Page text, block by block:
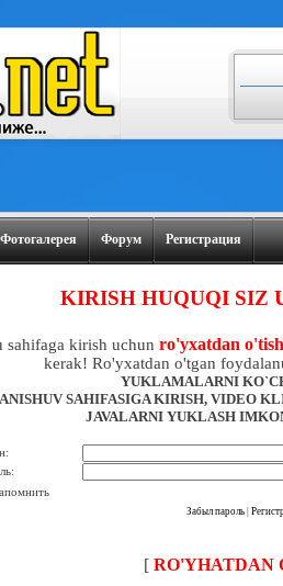
Фотогалерея Форум Регистрация
KIRISH HUQUQI SIZ
sahifaga kirish uchun ro'yxatdan
kerak! Ro'yxatdan o'tgan
YUKLAMALARNI
SAHIFASIGA KIRISH, VIDEO
JAVALARNI YUKLASH
Забыл пароль
[ RO'YHATDAN